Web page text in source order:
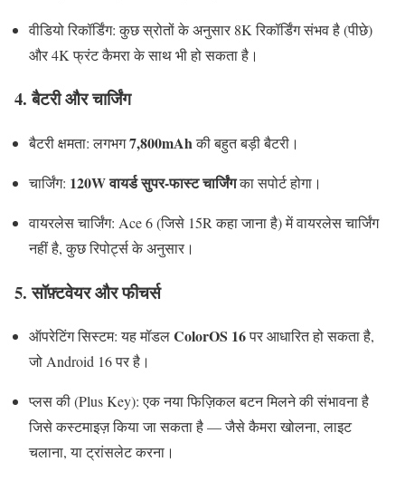
वीडियो रिकॉर्डिंग: कुछ स्रोतों के अनुसार 8K रिकॉर्डिंग संभव है (पीछे)
और 4K फ्रंट कैमरा के साथ भी हो सकता है।
4. बैटरी और चार्जिंग
बैटरी क्षमता: लगभग7,800mAhकी बहुत बड़ी बैटरी।
चार्जिंग: 120W वायर्ड सुपर-फास्ट चार्जिंगका सपोर्ट होगा।
वायरलेस चार्जिंग: Ace 6 (जिसे 15R कहा जाना है) में वायरलेस चार्जिंग
नहीं है, कुछ रिपोर्ट्स के अनुसार।
5. सॉफ़्टवेयर और फीचर्स
ऑपरेटिंग सिस्टम: यह मॉडलColorOS 16पर आधारित हो सकता है,
जो Android 16 पर है।
प्लस की (Plus Key): एक नया फिज़िकल बटन मिलने की संभावना है
जिसे कस्टमाइज़ किया जा सकता है — जैसे कैमरा खोलना, लाइट
चलाना, या ट्रांसलेट करना।